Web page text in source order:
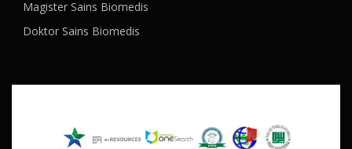
Magister Sains Biomedis
Doktor Sains Biomedis